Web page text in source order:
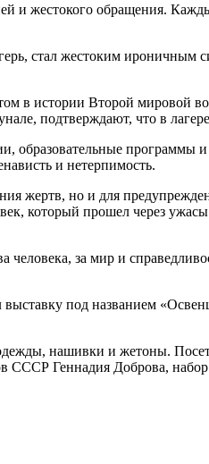
и жестокого обращения.
стал жестоким
в истории Второй мировой
подтверждают, что в
образовательные
и нетерпимость.
жертв, но и для
который прошел через
человека, за мир и
под названием
нашивки и жетоны.
СССР Геннадия Доброва,